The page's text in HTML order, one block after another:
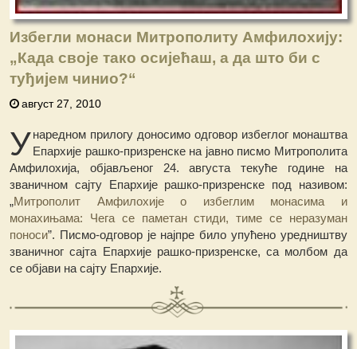
Избегли монаси Митрополиту Амфилохију:
„Када своје тако осијећаш, а да што би с
туђијем чинио?“
август 27, 2010
Унаредном прилогу доносимо одговор избеглог монаштва
Епархије рашко-призренске на јавно писмо Митрополита
Амфилохија, објављеног 24. августа текуће године на
званичном сајту Епархије рашко-призренске под називом:
„Митрополит Амфилохије о избеглим монасима и
монахињама: Чега се паметан стиди, тиме се неразуман
поноси”. Писмо-одговор је најпре било упућено уредништву
званичног сајта Епархије рашко-призренске, са молбом да
се објави на сајту Епархије.